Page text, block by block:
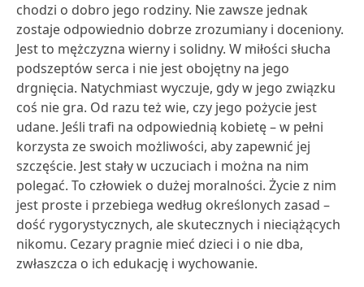
chodzi o dobro jego rodziny. Nie zawsze jednak
zostaje odpowiednio dobrze zrozumiany i doceniony.
Jest to mężczyzna wierny i solidny. W miłości słucha
podszeptów serca i nie jest obojętny na jego
drgnięcia. Natychmiast wyczuje, gdy w jego związku
coś nie gra. Od razu też wie, czy jego pożycie jest
udane. Jeśli trafi na odpowiednią kobietę – w pełni
korzysta ze swoich możliwości, aby zapewnić jej
szczęście. Jest stały w uczuciach i można na nim
polegać. To człowiek o dużej moralności. Życie z nim
jest proste i przebiega według określonych zasad –
dość rygorystycznych, ale skutecznych i nieciążących
nikomu. Cezary pragnie mieć dzieci i o nie dba,
zwłaszcza o ich edukację i wychowanie.